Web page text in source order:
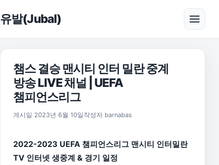
유발(Jubal) 메뉴
챔스 결승 맨시티 인터 밀란 중계
방송 LIVE 채널 | UEFA
챔피언스리그
게시일 2023년 6월 10일 2026년 8월 1일
작성자 barnabas
2022-2023 UEFA 챔피언스리그 맨시티 인터밀란
TV 인터넷 생중계 & 경기 일정